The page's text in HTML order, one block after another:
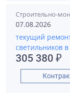
Строительно-
07.08.2026
текущий
светильников
305 380 ₽